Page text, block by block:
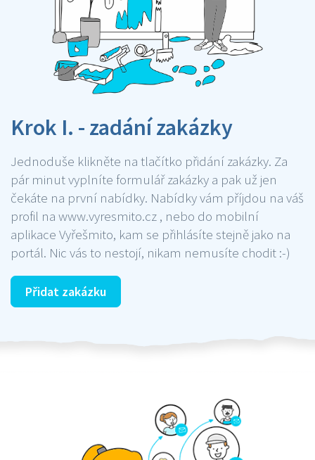
Krok I. - zadání zakázky
Jednoduše klikněte na tlačítko přidání zakázky. Za
pár minut vyplníte formulář zakázky a pak už jen
čekáte na první nabídky. Nabídky vám příjdou na váš
profil na www.vyresmito.cz , nebo do mobilní
aplikace Vyřešmito, kam se přihlásíte stejně jako na
portál. Nic vás to nestojí, nikam nemusíte chodit :-)
Přidat zakázku